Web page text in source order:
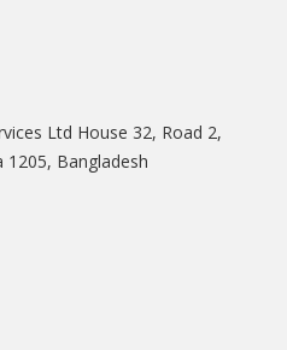
Ltd House 32, Road 2,
Bangladesh